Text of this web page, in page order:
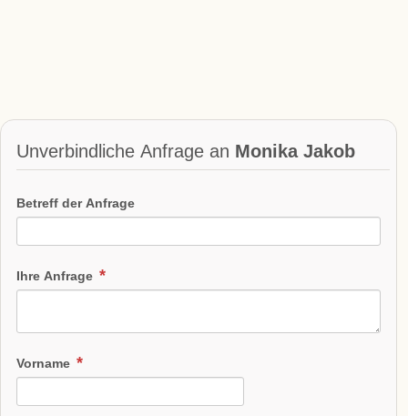
Unverbindliche Anfrage an Monika Jakob
Betreff der Anfrage
Ihre Anfrage
Vorname